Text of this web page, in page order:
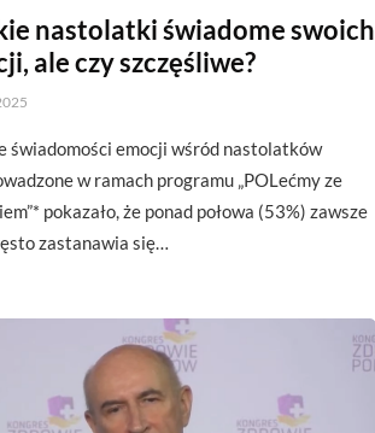
nastolatki świadome swoich
ale czy szczęśliwe?
świadomości emocji wśród nastolatków
w ramach programu „POLećmy ze
pokazało, że ponad połowa (53%) zawsze
zastanawia się…